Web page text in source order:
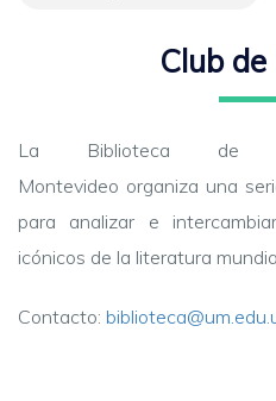
Club
La Biblioteca de
Montevideo organiza una
para analizar e
icónicos de la literatura
Contacto: